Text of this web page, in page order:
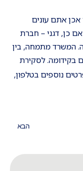
אכן אתם עונים
כן, דגני – חברת
המשרד מתמחה, בין
בקידומה. לסקירת
נוספים בטלפון,
הבא